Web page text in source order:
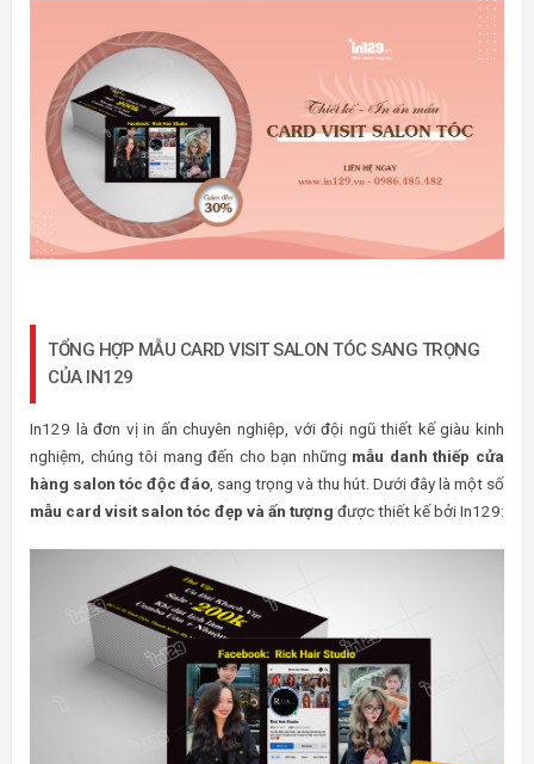
TỔNG HỢP MẪU CARD VISIT SALON TÓC SANG TRỌNG
CỦA IN129
In129 là đơn vị in ấn chuyên nghiệp, với đội ngũ thiết kế giàu kinh
nghiệm, chúng tôi mang đến cho bạn những mẫu danh thiếp cửa
hàng salon tóc độc đáo , sang trọng và thu hút. Dưới đây là một số
mẫu card visit salon tóc đẹp và ấn tượng được thiết kế bởi In129: